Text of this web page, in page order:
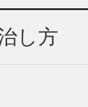
し方